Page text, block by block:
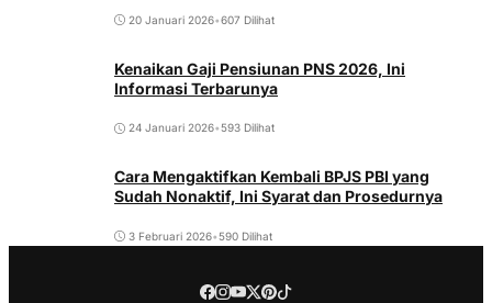
20 Januari 2026•607 Dilihat
Kenaikan Gaji Pensiunan PNS 2026, Ini
Informasi Terbarunya
24 Januari 2026•593 Dilihat
Cara Mengaktifkan Kembali BPJS PBI yang
Sudah Nonaktif, Ini Syarat dan Prosedurnya
3 Februari 2026•590 Dilihat